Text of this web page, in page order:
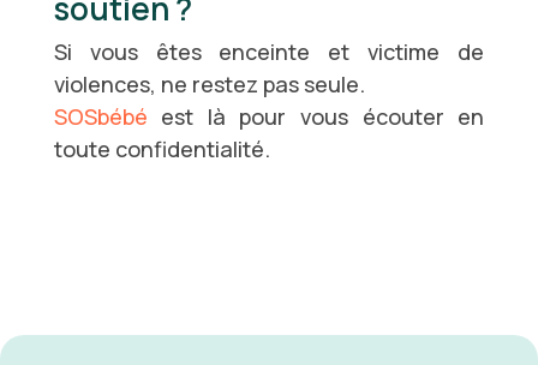
Si vous êtes enceinte et victime de
violences, ne restez pas seule.
SOSbébé est là pour vous écouter en
toute confidentialité.